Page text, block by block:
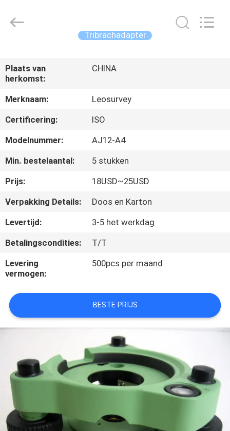
PRODUCTEN
ONGEVEER
ONS
KWALITEITSCONTROLE
CONTACTEER
OM
EEN
SITEMAP
PRIVACY
POLICY
Co.,Ltd.
Tribrachadapter
Plaats van
herkomst:
CHINA
Merknaam:
Leosurvey
Certificering:
ISO
Modelnummer:
AJ12-A4
Min. bestelaantal:
5 stukken
Prijs:
18USD~25USD
Verpakking Details:
Doos en Karton
Levertijd:
3-5 het werkdag
Betalingscondities:
T/T
Levering
vermogen:
500pcs per maand
BESTE PRIJS